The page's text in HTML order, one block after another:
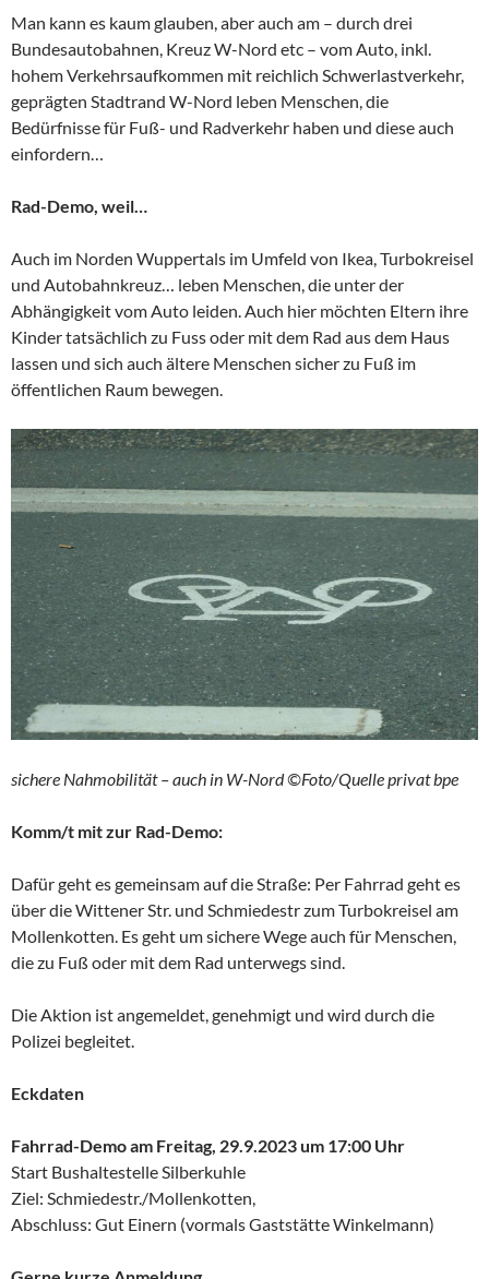
Man kann es kaum glauben, aber auch am – durch drei
Bundesautobahnen, Kreuz W-Nord etc – vom Auto, inkl.
hohem Verkehrsaufkommen mit reichlich Schwerlastverkehr,
geprägten Stadtrand W-Nord leben Menschen, die
Bedürfnisse für Fuß- und Radverkehr haben und diese auch
einfordern…
Rad-Demo, weil…
Auch im Norden Wuppertals im Umfeld von Ikea, Turbokreisel
und Autobahnkreuz… leben Menschen, die unter der
Abhängigkeit vom Auto leiden. Auch hier möchten Eltern ihre
Kinder tatsächlich zu Fuss oder mit dem Rad aus dem Haus
lassen und sich auch ältere Menschen sicher zu Fuß im
öffentlichen Raum bewegen.
sichere Nahmobilität – auch in W-Nord ©Foto/Quelle privat bpe
Komm/t mit zur Rad-Demo:
Dafür geht es gemeinsam auf die Straße: Per Fahrrad geht es
über die Wittener Str. und Schmiedestr zum Turbokreisel am
Mollenkotten. Es geht um sichere Wege auch für Menschen,
die zu Fuß oder mit dem Rad unterwegs sind.
Die Aktion ist angemeldet, genehmigt und wird durch die
Polizei begleitet.
Eckdaten
Fahrrad-Demo am Freitag, 29.9.2023 um 17:00 Uhr
Start Bushaltestelle Silberkuhle
Ziel: Schmiedestr./Mollenkotten,
Abschluss: Gut Einern (vormals Gaststätte Winkelmann)